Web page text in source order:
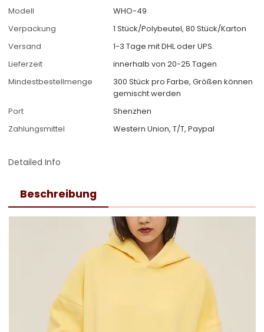
Modell
WHO-49
Verpackung
1 Stück/Polybeutel, 80 Stück/Karton
Versand
1-3 Tage mit DHL oder UPS.
Lieferzeit
innerhalb von 20-25 Tagen
Mindestbestellmenge
300 Stück pro Farbe, Größen können
gemischt werden
Port
Shenzhen
Zahlungsmittel
Western Union, T/T, Paypal
Detailed Info
Beschreibung